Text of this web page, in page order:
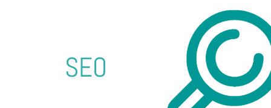
SEO Mit strategisch geplanten und
SEO-
sorgt Createve Solutions für die optimale
Ihrer Website & Ihres Unternehmens.